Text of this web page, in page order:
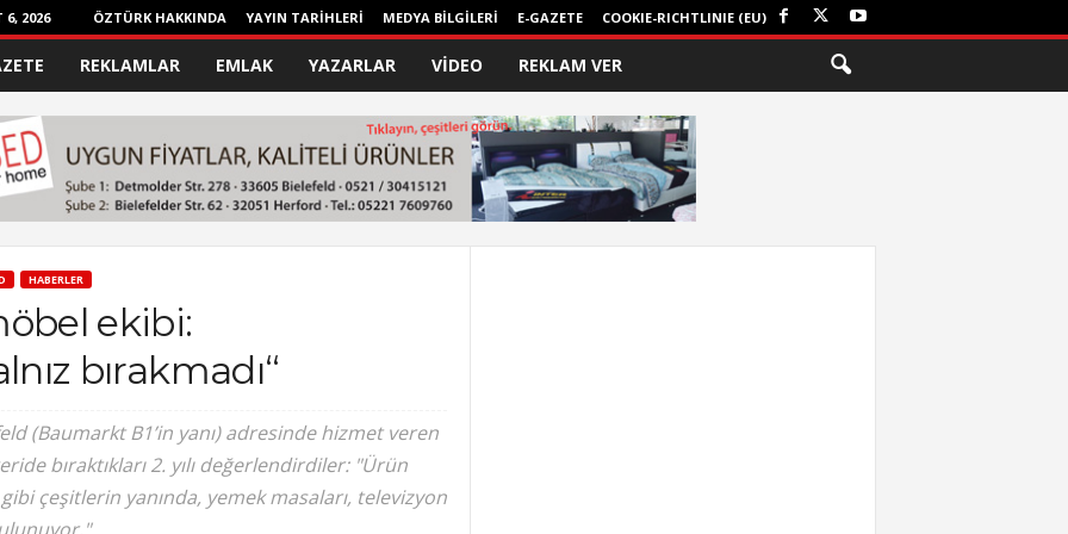
6, 2026 ÖZTÜRK HAKKINDA YAYIN TARİHLERİ MEDYA BİLGİLERİ E-GAZETE COOKIE-RICHTLINIE (EU)
REKLAMLAR EMLAK YAZARLAR VİDEO REKLAM VER
HABERLER
ekibi:
bırakmadı“
(Baumarkt B1’in yanı) adresinde hizmet veren
bıraktıkları 2. yılı değerlendirdiler: "Ürün
çeşitlerin yanında, yemek masaları, televizyon